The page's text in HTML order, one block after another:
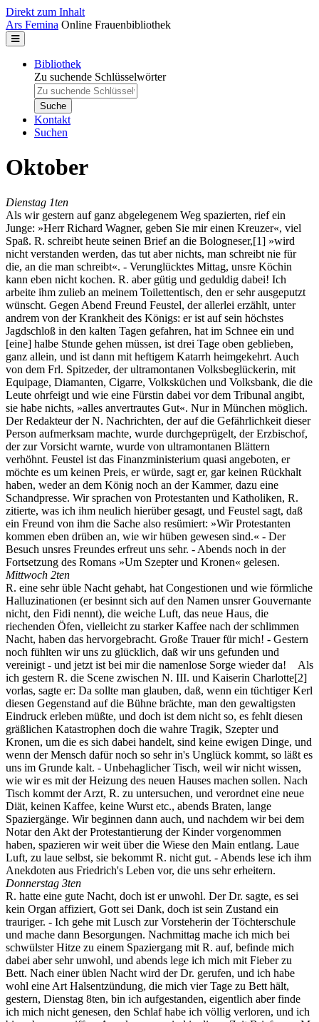
Direkt zum Inhalt
Ars Femina Online Frauenbibliothek
Bibliothek
Zu suchende Schlüsselwörter
Kontakt
Suchen
Oktober
Dienstag 1ten
Als wir gestern auf ganz abgelegenem Weg spazierten, rief ein
Junge: »Herr Richard Wagner, geben Sie mir einen Kreuzer«, viel
Spaß. R. schreibt heute seinen Brief an die Bologneser,[1] »wird
nicht verstanden werden, das tut aber nichts, man schreibt nie für
die, an die man schreibt«. - Verunglücktes Mittag, unsre Köchin
kann eben nicht kochen. R. aber gütig und geduldig dabei! Ich
arbeite ihm zulieb an meinem Toilettentisch, den er sehr ausgeputzt
wünscht. Gegen Abend Freund Feustel, der allerlei erzählt, unter
andrem von der Krankheit des Königs: er ist auf sein höchstes
Jagdschloß in den kalten Tagen gefahren, hat im Schnee ein und
[eine] halbe Stunde gehen müssen, ist drei Tage oben geblieben,
ganz allein, und ist dann mit heftigem Katarrh heimgekehrt. Auch
von dem Frl. Spitzeder, der ultramontanen Volksbeglückerin, mit
Equipage, Diamanten, Cigarre, Volksküchen und Volksbank, die die
Leute ohrfeigt und wie eine Fürstin dabei vor dem Tribunal angibt,
sie habe nichts, »alles anvertrautes Gut«. Nur in München möglich.
Der Redakteur der N. Nachrichten, der auf die Gefährlichkeit dieser
Person aufmerksam machte, wurde durchgeprügelt, der Erzbischof,
der zur Vorsicht warnte, wurde von ultramontanen Blättern
verhöhnt. Feustel ist das Finanzministerium quasi angeboten, er
möchte es um keinen Preis, er würde, sagt er, gar keinen Rückhalt
haben, weder an dem König noch an der Kammer, dazu eine
Schandpresse. Wir sprachen von Protestanten und Katholiken, R.
zitierte, was ich ihm neulich hierüber gesagt, und Feustel sagt, daß
ein Freund von ihm die Sache also resümiert: »Wir Protestanten
kommen eben drüben an, wie wir hüben gewesen sind.« - Der
Besuch unsres Freundes erfreut uns sehr. - Abends noch in der
Fortsetzung des Romans »Um Szepter und Kronen« gelesen.
Mittwoch 2ten
R. eine sehr üble Nacht gehabt, hat Congestionen und wie förmliche
Halluzinationen (er besinnt sich auf den Namen unsrer Gouvernante
nicht, den Fidi nennt), die weiche Luft, das neue Haus, die
riechenden Öfen, vielleicht zu starker Kaffee nach der schlimmen
Nacht, haben das hervorgebracht. Große Trauer für mich! - Gestern
noch fühlten wir uns zu glücklich, daß wir uns gefunden und
vereinigt - und jetzt ist bei mir die namenlose Sorge wieder da! Als
ich gestern R. die Scene zwischen N. III. und Kaiserin Charlotte[2]
vorlas, sagte er: Da sollte man glauben, daß, wenn ein tüchtiger Kerl
diesen Gegenstand auf die Bühne brächte, man den gewaltigsten
Eindruck erleben müßte, und doch ist dem nicht so, es fehlt diesen
gräßlichen Katastrophen doch die wahre Tragik, Szepter und
Kronen, um die es sich dabei handelt, sind keine ewigen Dinge, und
wenn der Mensch dafür noch so sehr in's Unglück kommt, so läßt es
uns im Grunde kalt. - Unbehaglicher Tisch, weil wir nicht wissen,
wie wir es mit der Heizung des neuen Hauses machen sollen. Nach
Tisch kommt der Arzt, R. zu untersuchen, und verordnet eine neue
Diät, keinen Kaffee, keine Wurst etc., abends Braten, lange
Spaziergänge. Wir beginnen dann auch, und nachdem wir bei dem
Notar den Akt der Protestantierung der Kinder vorgenommen
haben, spazieren wir weit über die Wiese den Main entlang. Laue
Luft, zu laue selbst, sie bekommt R. nicht gut. - Abends lese ich ihm
Anekdoten aus Friedrich's Leben vor, die uns sehr erheitern.
Donnerstag 3ten
R. hatte eine gute Nacht, doch ist er unwohl. Der Dr. sagte, es sei
kein Organ affiziert, Gott sei Dank, doch ist sein Zustand ein
trauriger. - Ich gehe mit Lusch zur Vorsteherin der Töchterschule
und mache dann Besorgungen. Nachmittag mache ich mich bei
schwülster Hitze zu einem Spaziergang mit R. auf, befinde mich
dabei aber sehr unwohl, und abends lege ich mich mit Fieber zu
Bett. Nach einer üblen Nacht wird der Dr. gerufen, und ich habe
wohl eine Art Halsentzündung, die mich vier Tage zu Bett hält,
gestern, Dienstag 8ten, bin ich aufgestanden, eigentlich aber finde
ich mich nicht genesen, den Schlaf habe ich völlig verloren, und ich